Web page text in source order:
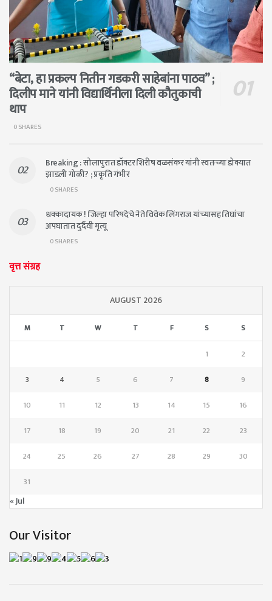
“बेटा, हा प्रकल्प नितीन गडकरी साहेबांना पाठव” ;
दिलीप माने यांनी विद्यार्थिनीला दिली कौतुकाची
थाप
0 SHARES
Breaking : सोलापुरात डॉक्टर शिरीष वळसंकर यांनी स्वतःच्या डोक्यात
झाडली गोळी? ; प्रकृति गंभीर
0 SHARES
धक्कादायक ! जिल्हा परिषदेचे नेते विवेक लिंगराज यांच्यासह तिघांचा
अपघातात दुर्दैवी मृत्यू
0 SHARES
वृत्त संग्रह
AUGUST 2026
M T W T F S S
1
2
3
4 5 6 7 8
9
10
11 12 13 14 15
16
17
18 19 20 21 22
23
24
25 26 27 28 29
30
31
« Jul
Our Visitor